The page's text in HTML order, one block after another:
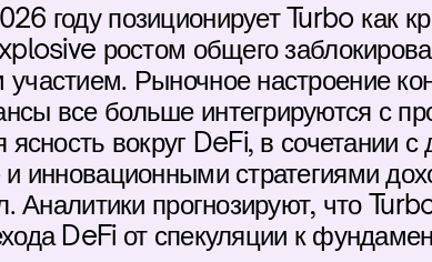
году позиционирует Turbo как
ростом общего
Рыночное настроение
все больше интегрируются с
ясность вокруг DeFi, в сочетании
инновационными стратегиями
прогнозируют, что
DeFi от спекуляции к